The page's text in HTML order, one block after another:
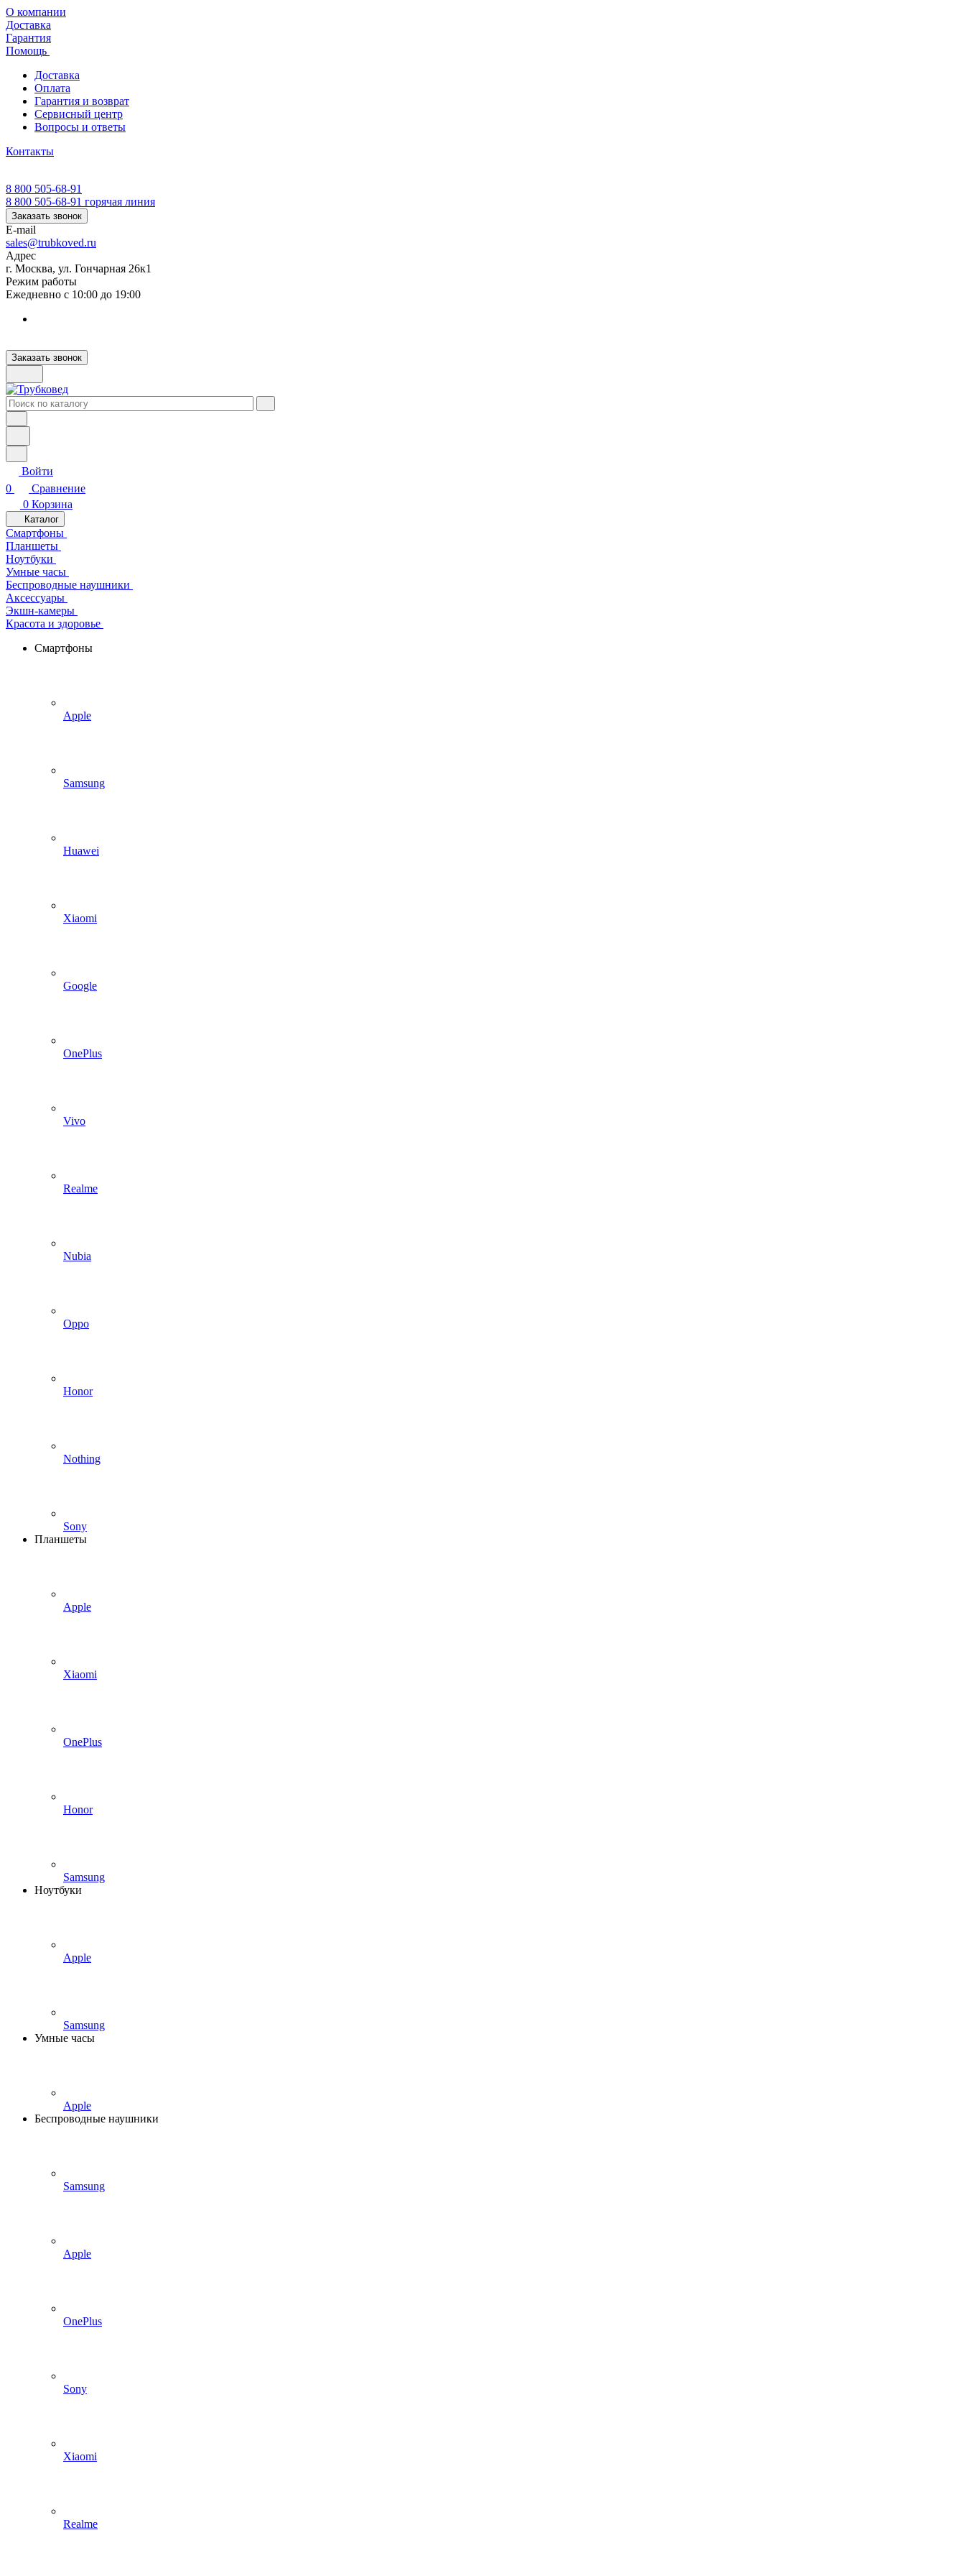
О компании
Доставка
Гарантия
Помощь
Доставка
Оплата
Гарантия и возврат
Сервисный центр
Вопросы и ответы
Контакты
8 800 505-68-91
8 800 505-68-91 горячая линия
Заказать звонок
E-mail
sales@trubkoved.ru
Адрес
г. Москва, ул. Гончарная 26к1
Режим работы
Ежедневно с 10:00 до 19:00
Заказать звонок
Войти
0
Сравнение
0 Корзина
Каталог
Смартфоны
Планшеты
Ноутбуки
Умные часы
Беспроводные наушники
Аксессуары
Экшн-камеры
Красота и здоровье
Смартфоны
Apple
Samsung
Huawei
Xiaomi
Google
OnePlus
Vivo
Realme
Nubia
Oppo
Honor
Nothing
Sony
Планшеты
Apple
Xiaomi
OnePlus
Honor
Samsung
Ноутбуки
Apple
Samsung
Умные часы
Apple
Беспроводные наушники
Samsung
Apple
OnePlus
Sony
Xiaomi
Realme